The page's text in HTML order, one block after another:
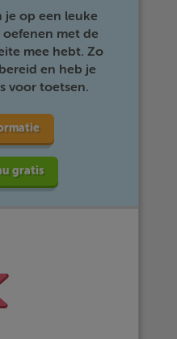
je op een leuke
met de
mee hebt. Zo
en heb je
voor toetsen.
gratis